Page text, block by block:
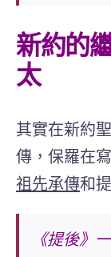
新約的
太
其實在新約
傳，保羅在
祖先承傳和
《提後》